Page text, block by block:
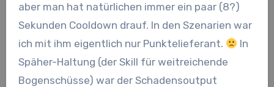
aber man hat natürlichen immer ein paar (8?)
Sekunden Cooldown drauf. In den Szenarien war
ich mit ihm eigentlich nur Punktelieferant.
In
Späher-Haltung (der Skill für weitreichende
Bogenschüsse) war der Schadensoutput